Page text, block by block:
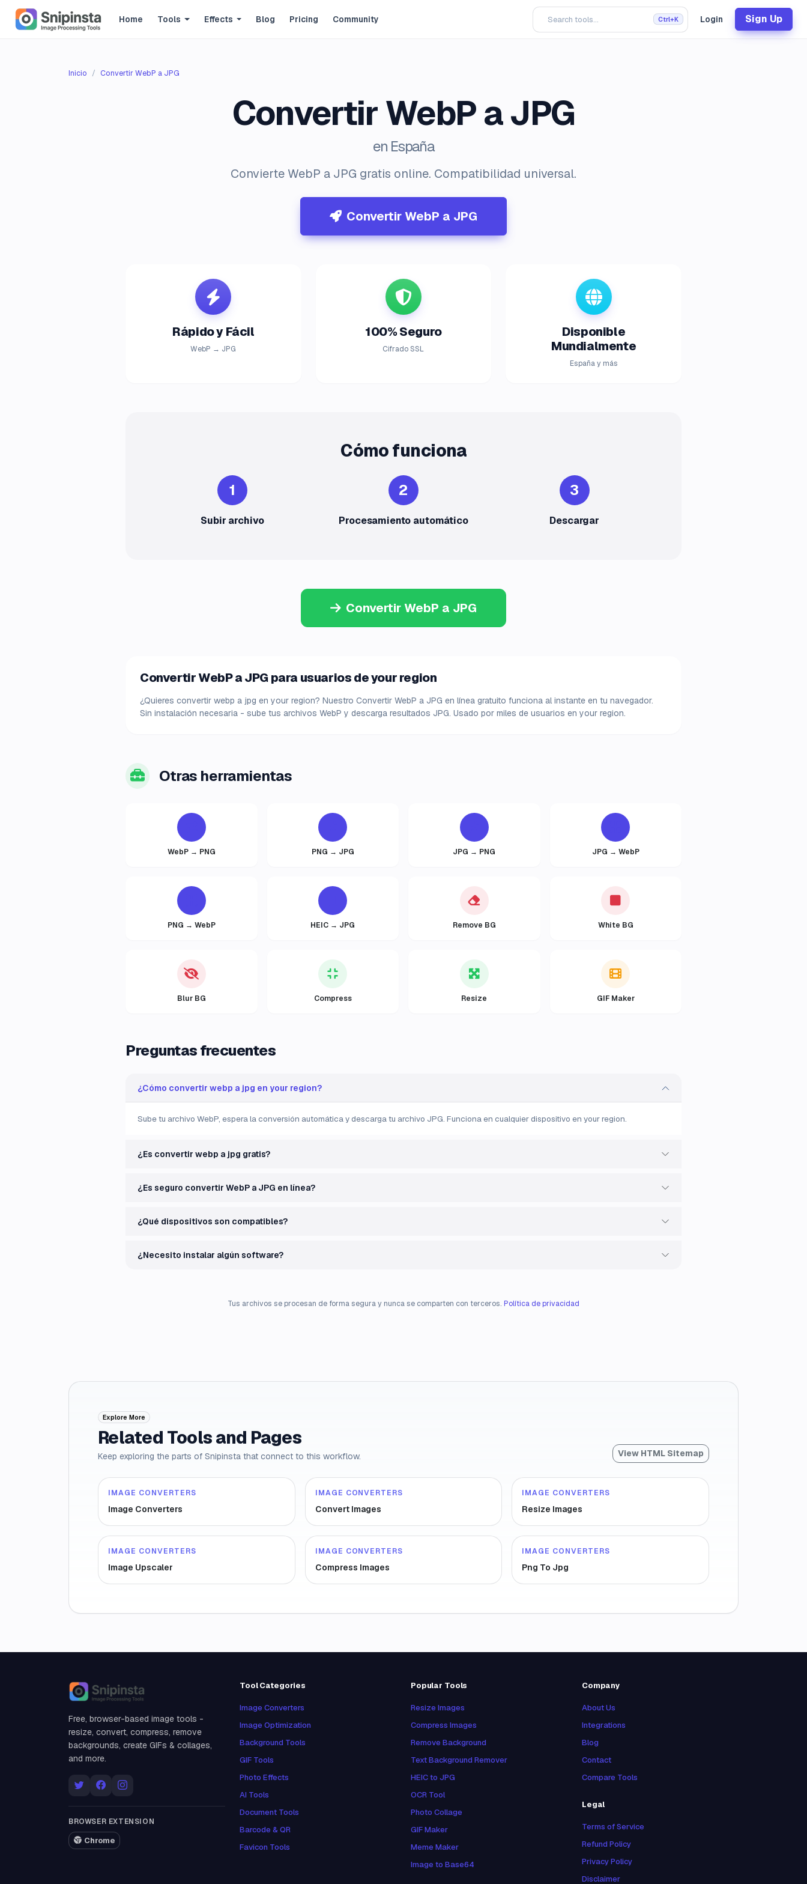
Home Tools Effects Blog Pricing Community Ctrl+K Login Sign Up
Inicio Convertir WebP a JPG
Convertir WebP a JPG
en España
Convierte WebP a JPG gratis online. Compatibilidad universal.
Convertir WebP a JPG
Rápido y Fácil
WebP → JPG
100% Seguro
Cifrado SSL
Disponible
Mundialmente
España y más
Cómo funciona
1
Subir archivo
2
Procesamiento automático
3
Descargar
Convertir WebP a JPG
Convertir WebP a JPG para usuarios de your region
¿Quieres convertir webp a jpg en your region? Nuestro Convertir WebP a JPG en línea gratuito funciona al instante en tu navegador.
Sin instalación necesaria - sube tus archivos WebP y descarga resultados JPG. Usado por miles de usuarios en your region.
Otras herramientas
WebP → PNG PNG → JPG JPG → PNG JPG → WebP
PNG → WebP HEIC → JPG Remove BG White BG
Blur BG Compress Resize GIF Maker
Preguntas frecuentes
¿Cómo convertir webp a jpg en your region?
Sube tu archivo WebP, espera la conversión automática y descarga tu archivo JPG. Funciona en cualquier dispositivo en your region.
¿Es convertir webp a jpg gratis?
¿Es seguro convertir WebP a JPG en línea?
¿Qué dispositivos son compatibles?
¿Necesito instalar algún software?
Tus archivos se procesan de forma segura y nunca se comparten con terceros. Política de privacidad
Explore More
Related Tools and Pages
Keep exploring the parts of Snipinsta that connect to this workflow. View HTML Sitemap
IMAGE CONVERTERS
Image Converters
IMAGE CONVERTERS
Convert Images
IMAGE CONVERTERS
Resize Images
IMAGE CONVERTERS
Image Upscaler
IMAGE CONVERTERS
Compress Images
IMAGE CONVERTERS
Png To Jpg
Snipinsta
Free, browser-based image tools -
resize, convert, compress, remove
backgrounds, create GIFs & collages,
and more.
BROWSER EXTENSION
Chrome
Tool Categories
Image Converters
Image Optimization
Background Tools
GIF Tools
Photo Effects
AI Tools
Document Tools
Barcode & QR
Favicon Tools
Popular Tools
Resize Images
Compress Images
Remove Background
Text Background Remover
HEIC to JPG
OCR Tool
Photo Collage
GIF Maker
Meme Maker
Image to Base64
Company
About Us
Integrations
Blog
Contact
Compare Tools
Legal
Terms of Service
Refund Policy
Privacy Policy
Disclaimer